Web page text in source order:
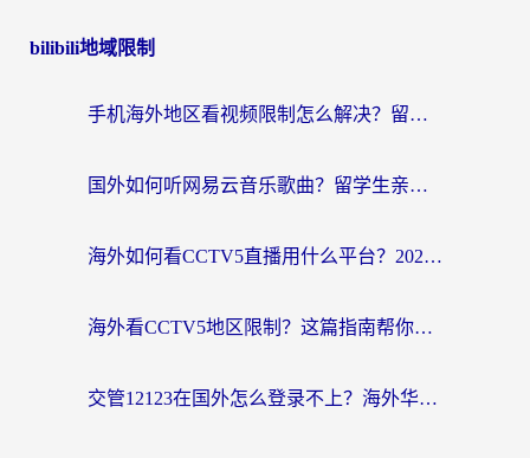
bilibili地域限制
手机海外地区看视频限制怎么解决？留学生亲测有效的回国加速器指南
国外如何听网易云音乐歌曲？留学生亲测有效的回国加速方案
海外如何看CCTV5直播用什么平台？2026最新指南：看欧洲杯、中超、奥运不再卡
海外看CCTV5地区限制？这篇指南帮你流畅看欧洲杯、NBA还听中文解说
交管12123在国外怎么登录不上？海外华人必看的回国加速器选择指南